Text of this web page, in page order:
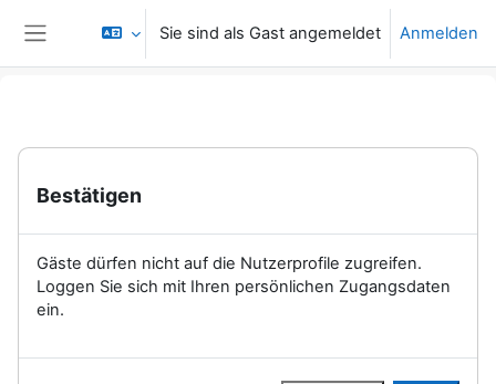
Website-Übersicht
Sie sind als Gast angemeldet Anmelden
Bestätigen
Gäste dürfen nicht auf die Nutzerprofile zugreifen.
Loggen Sie sich mit Ihren persönlichen Zugangsdaten
ein.